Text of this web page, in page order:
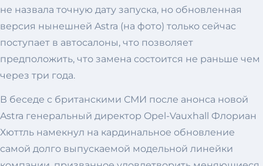
не назвала точную дату запуска, но обновленная
версия нынешней Astra (на фото) только сейчас
поступает в автосалоны, что позволяет
предположить, что замена состоится не раньше чем
через три года.
В беседе с британскими СМИ после анонса новой
Astra генеральный директор Opel-Vauxhall Флориан
Хюттль намекнул на кардинальное обновление
самой долго выпускаемой модельной линейки